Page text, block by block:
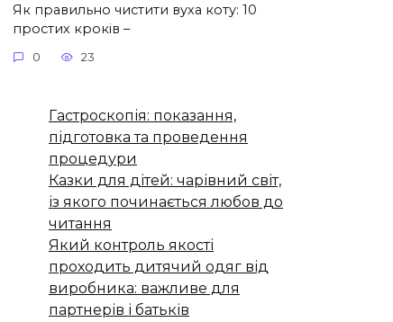
Як правильно чистити вуха коту: 10
простих кроків –
0 23
Гастроскопія: показання,
підготовка та проведення
процедури
Казки для дітей: чарівний світ,
із якого починається любов до
читання
Який контроль якості
проходить дитячий одяг від
виробника: важливе для
партнерів і батьків